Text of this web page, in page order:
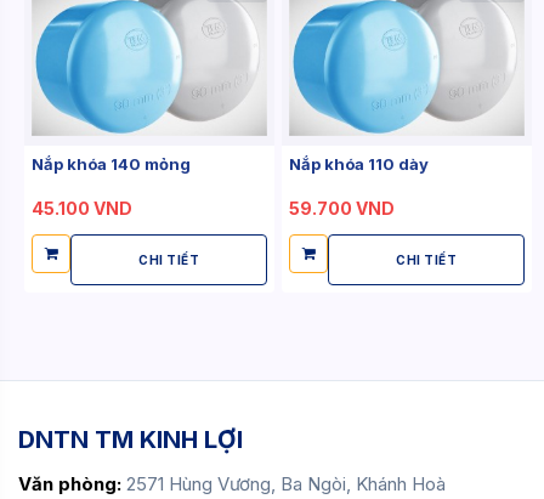
Nắp khóa 140 mỏng
45.100 VND
CHI TIẾT
Nắp khóa 110 dày
59.700 VND
CHI TIẾT
DNTN TM KINH LỢI
Văn phòng: 2571 Hùng Vương, Ba Ngòi, Khánh Hoà